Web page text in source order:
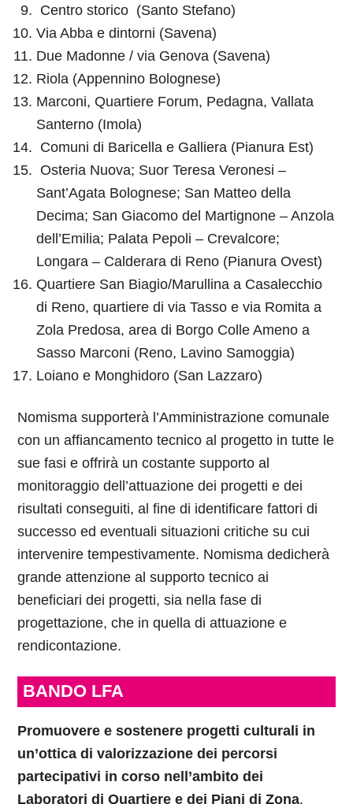
Centro storico (Santo Stefano)
Via Abba e dintorni (Savena)
Due Madonne / via Genova (Savena)
Riola (Appennino Bolognese)
Marconi, Quartiere Forum, Pedagna, Vallata
Santerno (Imola)
Comuni di Baricella e Galliera (Pianura Est)
Osteria Nuova; Suor Teresa Veronesi –
Sant’Agata Bolognese; San Matteo della
Decima; San Giacomo del Martignone – Anzola
dell’Emilia; Palata Pepoli – Crevalcore;
Longara – Calderara di Reno (Pianura Ovest)
Quartiere San Biagio/Marullina a Casalecchio
di Reno, quartiere di via Tasso e via Romita a
Zola Predosa, area di Borgo Colle Ameno a
Sasso Marconi (Reno, Lavino Samoggia)
Loiano e Monghidoro (San Lazzaro)
Nomisma supporterà l’Amministrazione comunale
con un affiancamento tecnico al progetto in tutte le
sue fasi e offrirà un costante supporto al
monitoraggio dell’attuazione dei progetti e dei
risultati conseguiti, al fine di identificare fattori di
successo ed eventuali situazioni critiche su cui
intervenire tempestivamente. Nomisma dedicherà
grande attenzione al supporto tecnico ai
beneficiari dei progetti, sia nella fase di
progettazione, che in quella di attuazione e
rendicontazione.
BANDO LFA
Promuovere e sostenere progetti culturali in
un’ottica di valorizzazione dei percorsi
partecipativi in corso nell’ambito dei
Laboratori di Quartiere e dei Piani di Zona.